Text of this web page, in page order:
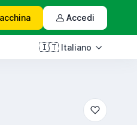
Accedi
🇮🇹 Italiano